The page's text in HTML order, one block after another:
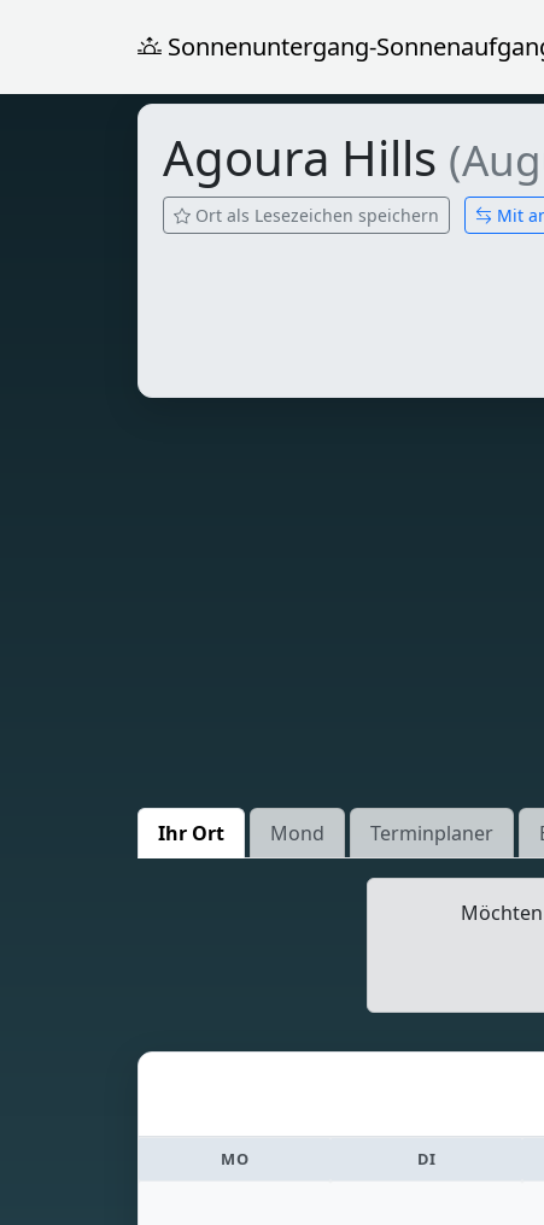
Sonnenuntergang-
Agoura Hills
Ort als Lesezeichen speichern Mit
Ihr Ort Mond Terminplaner
MO DI